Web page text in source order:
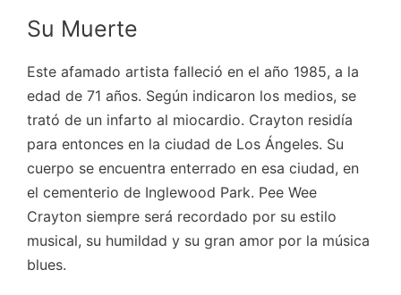
Su Muerte
Este afamado artista falleció en el año 1985, a la
edad de 71 años. Según indicaron los medios, se
trató de un infarto al miocardio. Crayton residía
para entonces en la ciudad de Los Ángeles. Su
cuerpo se encuentra enterrado en esa ciudad, en
el cementerio de Inglewood Park. Pee Wee
Crayton siempre será recordado por su estilo
musical, su humildad y su gran amor por la música
blues.